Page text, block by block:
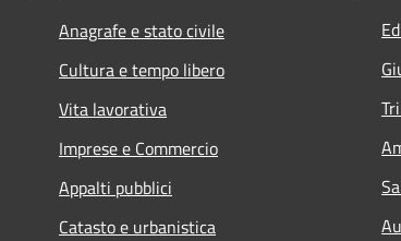
Anagrafe e stato civile
Cultura e tempo libero
Vita lavorativa
Imprese e Commercio
Appalti pubblici
Catasto e urbanistica